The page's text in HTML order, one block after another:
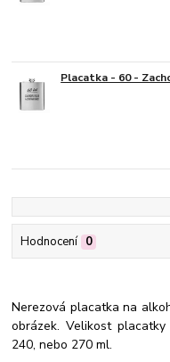
Placatka - 60 -
Hodnocení 0
Nerezová placatka na
obrázek. Velikost
240, nebo 270 ml.